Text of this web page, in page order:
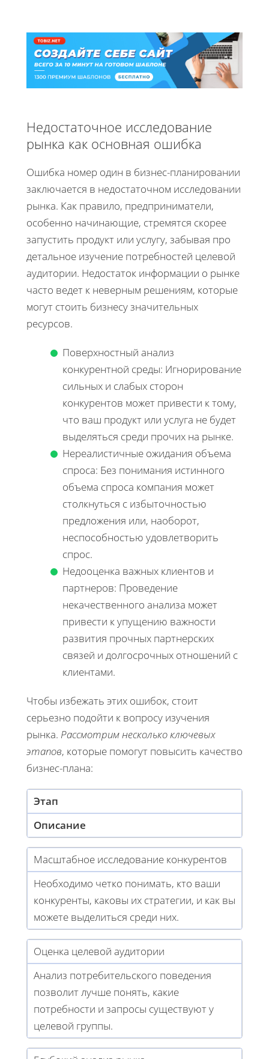
Недостаточное исследование
рынка как основная ошибка
Ошибка номер один в бизнес-планировании
заключается в недостаточном исследовании
рынка. Как правило, предприниматели,
особенно начинающие, стремятся скорее
запустить продукт или услугу, забывая про
детальное изучение потребностей целевой
аудитории. Недостаток информации о рынке
часто ведет к неверным решениям, которые
могут стоить бизнесу значительных
ресурсов.
Поверхностный анализ
конкурентной среды: Игнорирование
сильных и слабых сторон
конкурентов может привести к тому,
что ваш продукт или услуга не будет
выделяться среди прочих на рынке.
Нереалистичные ожидания объема
спроса: Без понимания истинного
объема спроса компания может
столкнуться с избыточностью
предложения или, наоборот,
неспособностью удовлетворить
спрос.
Недооценка важных клиентов и
партнеров: Проведение
некачественного анализа может
привести к упущению важности
развития прочных партнерских
связей и долгосрочных отношений с
клиентами.
Чтобы избежать этих ошибок, стоит
серьезно подойти к вопросу изучения
рынка. Рассмотрим несколько ключевых
этапов, которые помогут повысить качество
бизнес-плана:
Этап
Описание
Масштабное исследование конкурентов
Необходимо четко понимать, кто ваши
конкуренты, каковы их стратегии, и как вы
можете выделиться среди них.
Оценка целевой аудитории
Анализ потребительского поведения
позволит лучше понять, какие
потребности и запросы существуют у
целевой группы.